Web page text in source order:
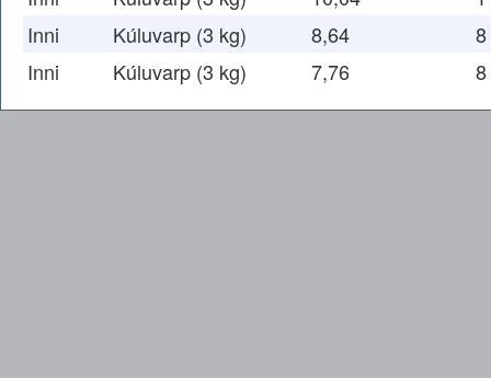
Inni
Kúluvarp (3 kg) 8,64
8
Inni
Kúluvarp (3 kg) 7,76 8